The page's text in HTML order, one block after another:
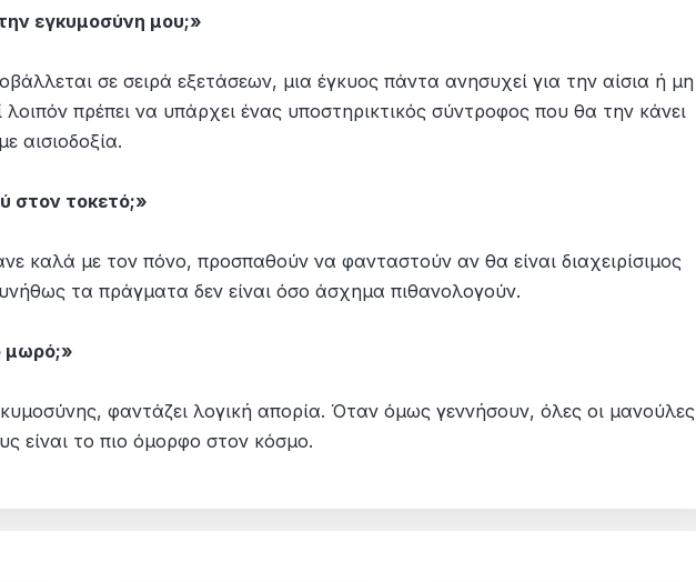
εγκυμοσύνη μου;»
σε σειρά εξετάσεων, μια έγκυος πάντα ανησυχεί για την αίσια ή μη
πρέπει να υπάρχει ένας υποστηρικτικός σύντροφος που θα την κάνει
αισιοδοξία.
στον τοκετό;»
καλά με τον πόνο, προσπαθούν να φανταστούν αν θα είναι διαχειρίσιμος
τα πράγματα δεν είναι όσο άσχημα πιθανολογούν.
μωρό;»
φαντάζει λογική απορία. Όταν όμως γεννήσουν, όλες οι μανούλες
είναι το πιο όμορφο στον κόσμο.